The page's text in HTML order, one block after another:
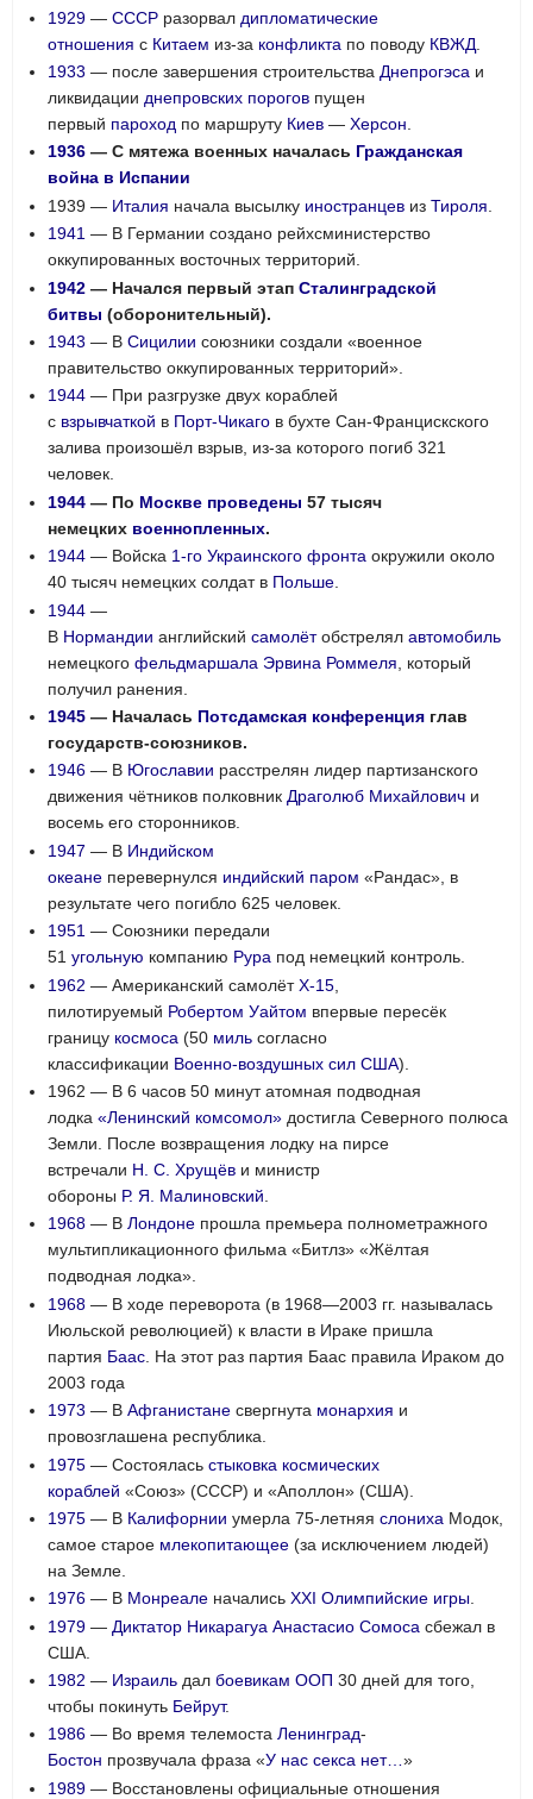
1929 —СССР разорвал дипломатические
отношения с Китаем из-за конфликта по поводу КВЖД
1933 — после завершения строительства Днепрогэса и
ликвидации днепровских порогов пущен
первый пароход по маршруту Киев —Херсон
1936 — С мятежа военных началась Гражданская
война в Испании
1939 — Италия начала высылку иностранцев изТироля
1941 — В Германии создано рейхсминистерство
оккупированных восточных территорий.
1942 — Начался первый этапСталинградской
битвы (оборонительный).
1943 — ВСицилии союзники создали «военное
правительство оккупированных территорий».
1944 — При разгрузке двух кораблей
с взрывчаткой в Порт-Чикаго в бухте Сан-Францискского
залива произошёл взрыв, из-за которого погиб 321
человек.
1944 — По Москве проведены 57 тысяч
немецких военнопленных.
1944 — Войска 1-го Украинского фронта окружили около
40 тысяч немецких солдат в Польше.
1944 —
В Нормандии английскийсамолётобстрелялавтомобиль
немецкогофельдмаршала Эрвина Роммеля , который
получил ранения.
1945 — Началась Потсдамская конференция глав
государств-союзников.
1946 — В Югославии расстрелян лидер партизанского
движения чётников полковникДраголюб Михайлович и
восемь его сторонников.
1947 — В Индийском
океане перевернулся индийский паром «Рандас», в
результате чего погибло 625 человек.
1951 — Союзники передали
51угольную компанию Рура под немецкий контроль.
1962 — Американский самолётX-15
пилотируемый Робертом Уайтом впервые пересёк
границу космоса (50 миль согласно
классификации Военно-воздушных сил США).
1962 — В 6 часов 50 минут атомная подводная
лодка«Ленинский комсомол» достигла Северного полюса
Земли. После возвращения лодку на пирсе
встречали Н. С. Хрущёв и министр
обороны Р. Я. Малиновский
1968 — ВЛондоне прошла премьера полнометражного
мультипликационного фильма «Битлз» «Жёлтая
подводная лодка».
1968 — В ходе переворота (в 1968—2003 гг. называлась
Июльской революцией) к власти в Ираке пришла
партия Баас . На этот раз партия Баас правила Ираком до
2003 года
1973 — ВАфганистане свергнута монархия и
провозглашена республика.
1975 — Состояласьстыковка космических
кораблей «Союз» (СССР) и «Аполлон» (США).
1975 — В Калифорнии умерла 75-летняяслониха Модок,
самое старое млекопитающее (за исключением людей)
на Земле.
1976 — В Монреале началисьXXI Олимпийские игры.
1979 — Диктатор Никарагуа Анастасио Сомоса сбежал в
США.
1982 — Израиль далбоевикам ООП 30 дней для того,
чтобы покинуть Бейрут.
1986 — Во время телемостаЛенинград-
Бостон прозвучала фраза «У нас секса нет…»
1989 — Восстановлены официальные отношения